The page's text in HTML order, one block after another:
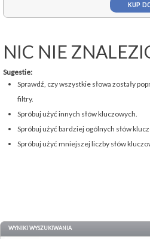
KUP
NIC NIE
Sugestie:
Sprawdź, czy wszystkie słowa zostały
filtry.
Spróbuj użyć innych słów kluczowych.
Spróbuj użyć bardziej ogólnych słów
Spróbuj użyć mniejszej liczby słów
WYNIKI WYSZUKIWANIA